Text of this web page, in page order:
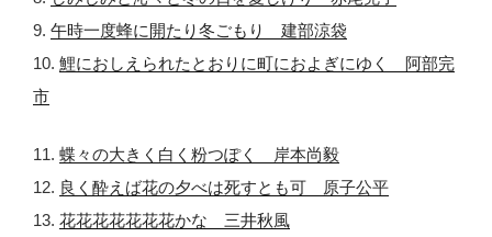
9. 午時一度蜂に開たり冬ごもり 建部涼袋
10. 鯉におしえられたとおりに町におよぎにゆく 阿部完
市
11. 蝶々の大きく白く粉つぽく 岸本尚毅
12. 良く酔えば花の夕べは死すとも可 原子公平
13. 花花花花花花花かな 三井秋風